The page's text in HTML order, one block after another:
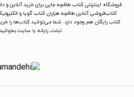
فروشگاه اینترنتی کتاب طاقچه جایی برای خرید آنلاین و
کتاب‌فروشی آنلاین طاقچه هزاران کتاب گویا و
کتاب رایگان هم وجود دارد. شما می‌توانید کتاب‌ها را
تبلت، رایانه یا سایت